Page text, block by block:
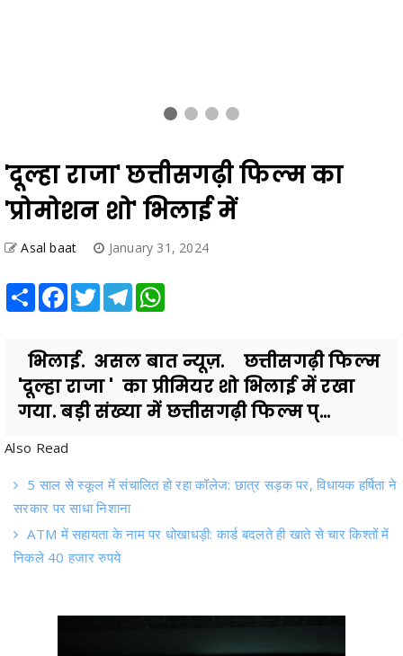
'दूल्हा राजा' छत्तीसगढ़ी फिल्म का
'प्रोमोशन शो' भिलाई में
Asal baat January 31, 2024
भिलाई. असल बात न्यूज़. छत्तीसगढ़ी फिल्म
गया. बड़ी संख्या में छत्तीसगढ़ी फिल्म प्...
Also Read
सरकार पर साधा निशाना
ATM में सहायता के नाम पर धोखाधड़ी: कार्ड बदलते ही खाते से चार किश्तों में
निकले 40 हजार रुपये